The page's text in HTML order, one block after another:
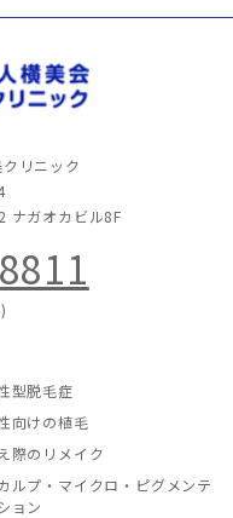
リニック
ナガオカビル8F
型脱毛症
向けの植毛
際のリメイク
ルプ・マイクロ・ピグメンテ
ョン